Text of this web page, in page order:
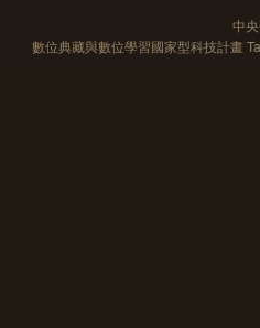
中
數位典藏與數位學習國家型科技計畫